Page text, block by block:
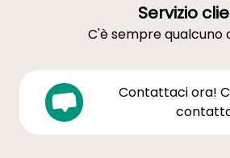
sombra. Requieren riegos
regulares, especialmente
crecimiento, y protección
contra vientos fuertes.
Sensibles al frío,
deben ser
resguardados durante el
Servizio
C'è sempre qualcuno
Contattaci ora!